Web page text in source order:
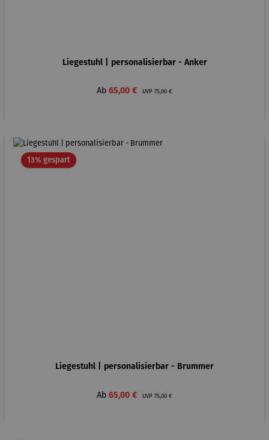
Liegestuhl | personalisierbar - Anker
Verkaufspreis:
Ab 65,00 € UVP Regulärer Preis:
75,00 €
13% gespartRabatt
Liegestuhl | personalisierbar - Brummer
Verkaufspreis:
Ab 65,00 € UVP Regulärer Preis:
75,00 €